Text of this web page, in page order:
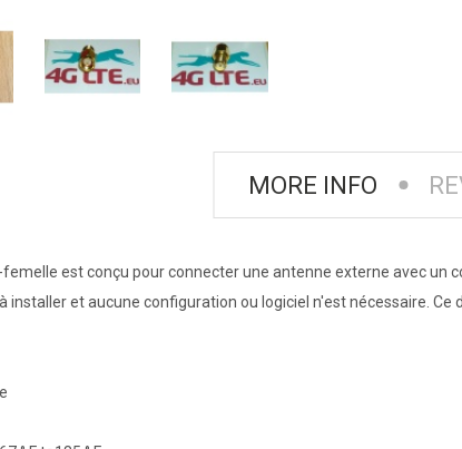
MORE INFO
femelle est conçu pour connecter une antenne externe avec
installer et aucune configuration ou logiciel n'est nécessaire.